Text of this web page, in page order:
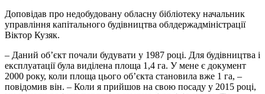
Доповідав про недобудовану обласну бібліотеку начальник
управління капітального будівництва облдержадміністрації
Віктор Кузяк.
– Даний об’єкт почали будувати у 1987 році. Для будівництва і
експлуатації була виділена площа 1,4 га. У мене є документ
2000 року, коли площа цього об’єкта становила вже 1 га, –
повідомив він. – Коли я прийшов на свою посаду у 2015 році,